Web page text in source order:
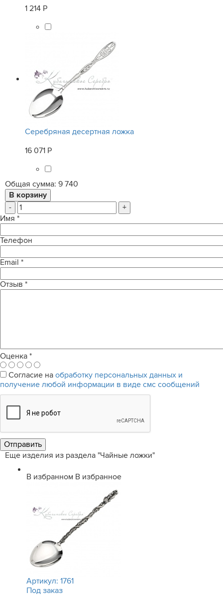
1 214 Р
Серебряная десертная ложка
16 071 Р
Общая сумма: 9 740
-
+
Имя *
Телефон
Email *
Отзыв *
Оценка *
Согласие на обработку персональных данных и
получение любой информации в виде смс сообщений
Еще изделия из раздела "Чайные ложки"
В избранном В избранное
Артикул: 1761
Под заказ